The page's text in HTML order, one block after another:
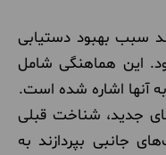
سبب بهبود دستیابی
این هماهنگی شامل
آنها اشاره شده است.
جدید، شناخت قبلی
جانبی بپردازند به